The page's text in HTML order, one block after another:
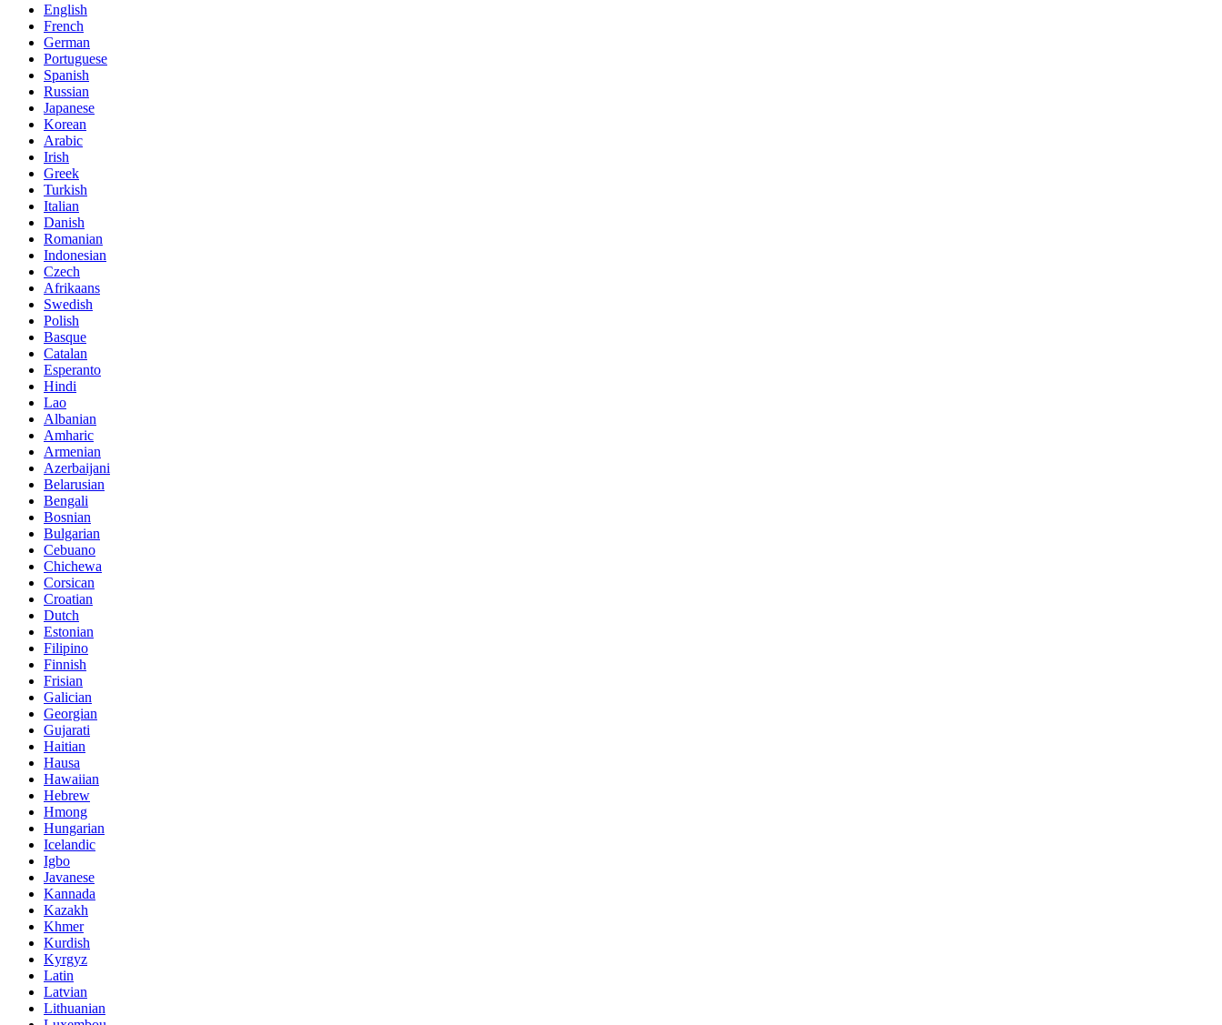
English
French
German
Portuguese
Spanish
Russian
Japanese
Korean
Arabic
Irish
Greek
Turkish
Italian
Danish
Romanian
Indonesian
Czech
Afrikaans
Swedish
Polish
Basque
Catalan
Esperanto
Hindi
Lao
Albanian
Amharic
Armenian
Azerbaijani
Belarusian
Bengali
Bosnian
Bulgarian
Cebuano
Chichewa
Corsican
Croatian
Dutch
Estonian
Filipino
Finnish
Frisian
Galician
Georgian
Gujarati
Haitian
Hausa
Hawaiian
Hebrew
Hmong
Hungarian
Icelandic
Igbo
Javanese
Kannada
Kazakh
Khmer
Kurdish
Kyrgyz
Latin
Latvian
Lithuanian